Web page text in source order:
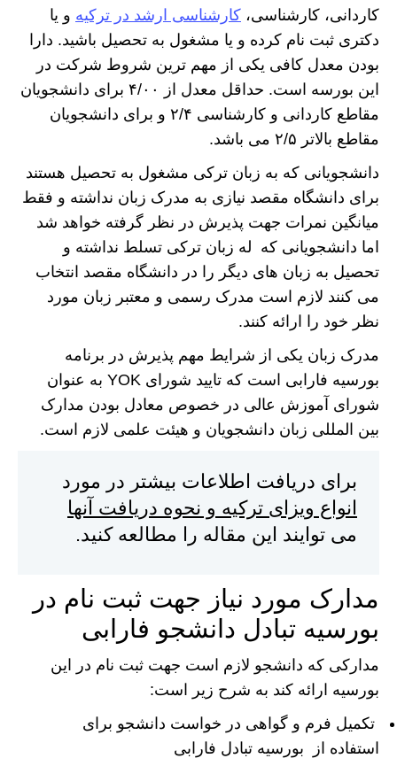
کاردانی، کارشناسی، کارشناسی ارشد در ترکیه و یا
دکتری ثبت نام کرده و یا مشغول به تحصیل باشید. دارا
بودن معدل کافی یکی از مهم ترین شروط شرکت در
این بورسه است. حداقل معدل از ۴/۰۰ برای دانشجویان
مقاطع کاردانی و کارشناسی ۲/۴ و برای دانشجویان
مقاطع بالاتر ۲/۵ می باشد.
دانشجویانی که به زبان ترکی مشغول به تحصیل هستند
برای دانشگاه مقصد نیازی به مدرک زبان نداشته و فقط
میانگین نمرات جهت پذیرش در نظر گرفته خواهد شد
اما دانشجویانی که له زبان ترکی تسلط نداشته و
تحصیل به زبان های دیگر را در دانشگاه مقصد انتخاب
می کنند لازم است مدرک رسمی و معتبر زبان مورد
نظر خود را ارائه کنند.
مدرک زبان یکی از شرایط مهم پذیرش در برنامه
بورسیه فارابی است که تایید شورای YOK به عنوان
شورای آموزش عالی در خصوص معادل بودن مدارک
بین المللی زبان دانشجویان و هیئت علمی لازم است.
برای دریافت اطلاعات بیشتر در مورد
انواع ویزای ترکیه و نحوه دریافت آنها
می توایند این مقاله را مطالعه کنید.
مدارک مورد نیاز جهت ثبت نام در
بورسیه تبادل دانشجو فارابی
مدارکی که دانشجو لازم است جهت ثبت نام در این
بورسیه ارائه کند به شرح زیر است:
تکمیل فرم و گواهی در خواست دانشجو برای
استفاده از بورسیه تبادل فارابی